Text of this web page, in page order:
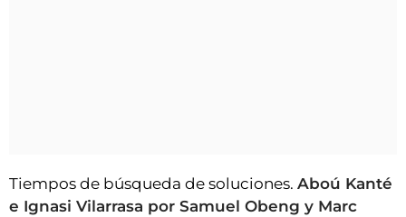
Tiempos de búsqueda de soluciones. Aboú Kanté
e Ignasi Vilarrasa por Samuel Obeng y Marc